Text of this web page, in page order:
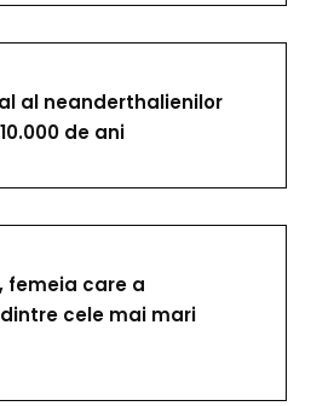
al neanderthalienilor
de ani
femeia care a
cele mai mari